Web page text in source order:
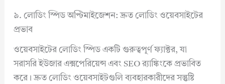
৯. লোডিং স্পিড অপ্টিমাইজেশন: দ্রুত লোডিং ওয়েবসাইটের
প্রভাব
ওয়েবসাইটের লোডিং স্পিড একটি গুরুত্বপূর্ণ ফ্যাক্টর, যা
সরাসরি ইউজার এক্সপেরিয়েন্স এবং SEO র‍্যাঙ্কিংকে প্রভাবিত
করে। দ্রুত লোডিং ওয়েবসাইটগুলি ব্যবহারকারীদের সন্তুষ্টি